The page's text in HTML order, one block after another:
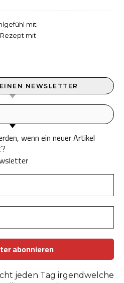
mit
mit
NEWSLETTER
wenn ein neuer Artikel
jeden Tag irgendwelche